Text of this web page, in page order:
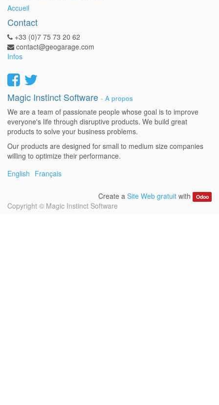
Accueil
Contact
+33 (0)7 75 73 20 62
contact@geogarage.com
Infos
Magic Instinct Software - A propos
We are a team of passionate people whose goal is to improve
everyone's life through disruptive products. We build great
products to solve your business problems.
Our products are designed for small to medium size companies
willing to optimize their performance.
English Français
Create aSite Web gratuit with Odoo
Copyright © Magic Instinct Software